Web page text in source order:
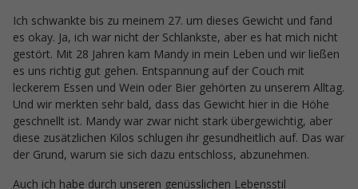
Ich schwankte bis zu meinem 27. um dieses Gewicht und fand
es okay. Ja, ich war nicht der Schlankste, aber es hat mich nicht
gestört. Mit 28 Jahren kam Mandy in mein Leben und wir ließen
es uns richtig gut gehen. Entspannung auf der Couch mit
leckerem Essen und Wein oder Bier gehörten zu unserem Alltag.
Und wir merkten sehr bald, dass das Gewicht hier in die Höhe
geschnellt ist. Mandy war zwar nicht stark übergewichtig, aber
diese zusätzlichen Kilos schlugen ihr gesundheitlich auf. Das war
der Grund, warum sie sich dazu entschloss, abzunehmen.
Auch ich habe durch unseren genüsslichen Lebensstil